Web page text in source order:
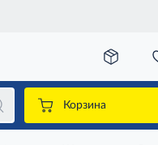
Корзина